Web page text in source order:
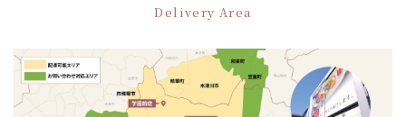
ン
Delivery Area